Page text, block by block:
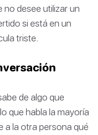
no desee utilizar un
si está en un
triste.
de algo que
que habla la mayoría
a la otra persona qué